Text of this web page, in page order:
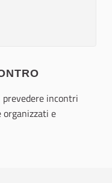
prevedere incontri
organizzati e